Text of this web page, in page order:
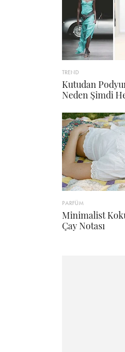
TREND
Kutudan
Neden Şimdi
PARFÜM
Minimalist
Çay Notası